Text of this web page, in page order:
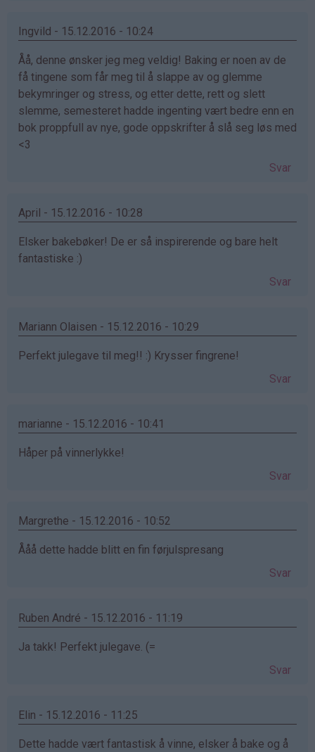
Ingvild - 15.12.2016 - 10:24
Åå, denne ønsker jeg meg veldig! Baking er noen av de
få tingene som får meg til å slappe av og glemme
bekymringer og stress, og etter dette, rett og slett
slemme, semesteret hadde ingenting vært bedre enn en
bok proppfull av nye, gode oppskrifter å slå seg løs med
<3
Svar
April - 15.12.2016 - 10:28
Elsker bakebøker! De er så inspirerende og bare helt
fantastiske :)
Svar
Mariann Olaisen - 15.12.2016 - 10:29
Perfekt julegave til meg!! :) Krysser fingrene!
Svar
marianne - 15.12.2016 - 10:41
Håper på vinnerlykke!
Svar
Margrethe - 15.12.2016 - 10:52
Ååå dette hadde blitt en fin førjulspresang
Svar
Ruben André - 15.12.2016 - 11:19
Ja takk! Perfekt julegave. (=
Svar
Elin - 15.12.2016 - 11:25
Dette hadde vært fantastisk å vinne, elsker å bake og å